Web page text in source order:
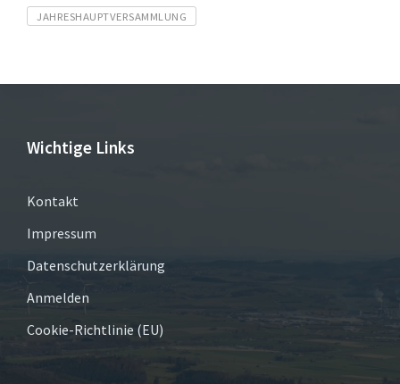
Tags
JAHRESHAUPTVERSAMMLUNG
Wichtige Links
Kontakt
Impressum
Datenschutzerklärung
Anmelden
Cookie-Richtlinie (EU)